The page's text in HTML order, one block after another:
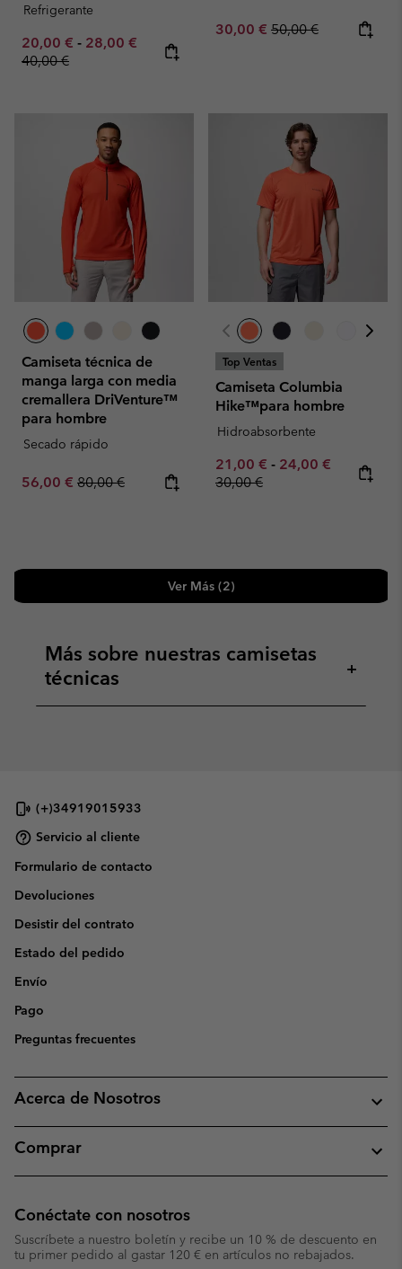
Refrigerante
Minimum sale price:
20,00 € - Maximum sale price:
28,00 € Regular price:
40,00 €
Sale price:
30,00 € Regular price:
50,00 €
Camiseta técnica de
manga larga con media
cremallera DriVenture™
para hombre
Secado rápido
Sale price:
56,00 € Regular price:
80,00 €
Top Ventas
Camiseta Columbia
Hike™para hombre
Hidroabsorbente
Minimum sale price:
21,00 € - Maximum sale
24,00 € Regular
30,00 €
Ver Más (2)
Más sobre nuestras camisetas
técnicas
+
(+)34919015933
Servicio al cliente
Formulario de contacto
Devoluciones
Desistir del contrato
Estado del pedido
Envío
Pago
Preguntas frecuentes
Acerca de Nosotros
Comprar
Conéctate con nosotros
Suscríbete a nuestro boletín y recibe un 10 % de descuento en
tu primer pedido al gastar 120 € en artículos no rebajados.